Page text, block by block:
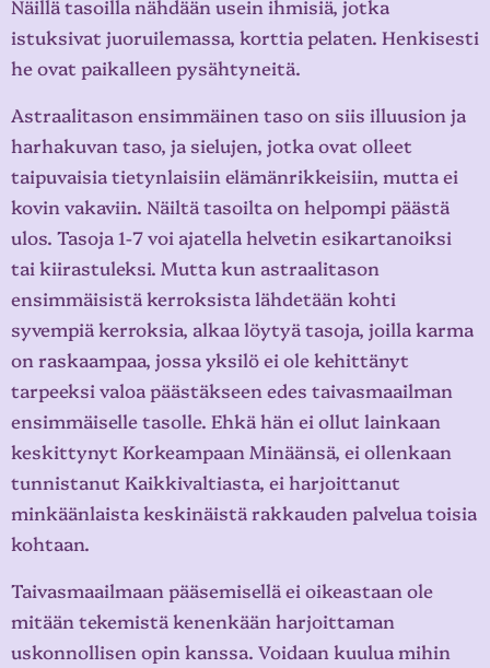
Näillä tasoilla nähdään usein ihmisiä, jotka
istuksivat juoruilemassa, korttia pelaten. Henkisesti
he ovat paikalleen pysähtyneitä.
Astraalitason ensimmäinen taso on siis illuusion ja
harhakuvan taso, ja sielujen, jotka ovat olleet
taipuvaisia tietynlaisiin elämänrikkeisiin, mutta ei
kovin vakaviin. Näiltä tasoilta on helpompi päästä
ulos. Tasoja 1-7 voi ajatella helvetin esikartanoiksi
tai kiirastuleksi. Mutta kun astraalitason
ensimmäisistä kerroksista lähdetään kohti
syvempiä kerroksia, alkaa löytyä tasoja, joilla karma
on raskaampaa, jossa yksilö ei ole kehittänyt
tarpeeksi valoa päästäkseen edes taivasmaailman
ensimmäiselle tasolle. Ehkä hän ei ollut lainkaan
keskittynyt Korkeampaan Minäänsä, ei ollenkaan
tunnistanut Kaikkivaltiasta, ei harjoittanut
minkäänlaista keskinäistä rakkauden palvelua toisia
kohtaan.
Taivasmaailmaan pääsemisellä ei oikeastaan ole
mitään tekemistä kenenkään harjoittaman
uskonnollisen opin kanssa. Voidaan kuulua mihin